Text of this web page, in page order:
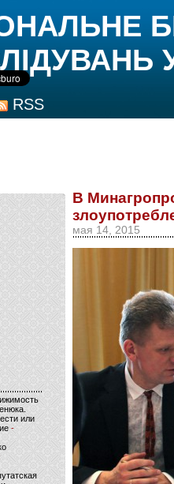
RSS
или
-
В
мая 14, 2015